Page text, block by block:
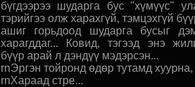
бүгдээрээ шударга бус "хүмүүс"
тэрийгээ олж харахгүй, тэмцэхгүй
ашиг горьдоод шударга бусыг
харагддаг... Ковид, тэгээд энэ
бүүр арай л дэндүү мэдэрсэн...
rnЭргэн тойронд өдөр тутамд
rnХараад стре...